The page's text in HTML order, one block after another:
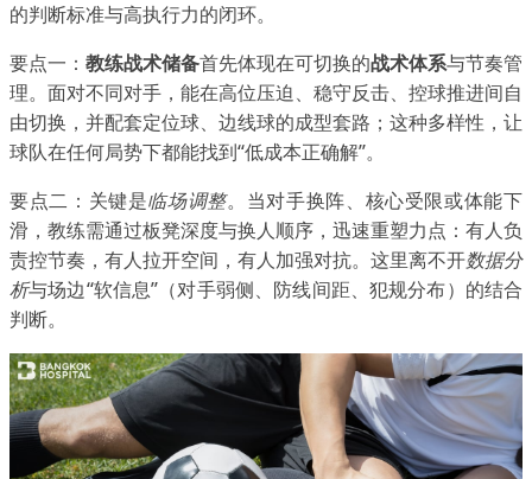
的判断标准与高执行力的闭环。
要点一： 教练战术储备首先体现在可切换的战术体系与节奏管
理。面对不同对手，能在高位压迫、稳守反击、控球推进间自
由切换，并配套定位球、边线球的成型套路；这种多样性，让
球队在任何局势下都能找到“低成本正确解”。
要点二：关键是临场调整。当对手换阵、核心受限或体能下
滑，教练需通过板凳深度与换人顺序，迅速重塑力点：有人负
责控节奏，有人拉开空间，有人加强对抗。这里离不开数据分
析与场边“软信息”（对手弱侧、防线间距、犯规分布）的结合
判断。